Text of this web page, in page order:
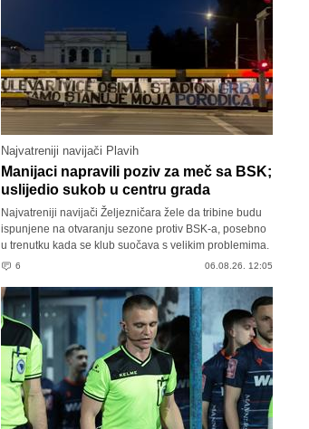
Najvatreniji navijači Plavih
Manijaci napravili poziv za meč sa BSK;
uslijedio sukob u centru grada
Najvatreniji navijači Željezničara žele da tribine budu
ispunjene na otvaranju sezone protiv BSK-a, posebno
u trenutku kada se klub suočava s velikim problemima.
6 06.08.26. 12:05